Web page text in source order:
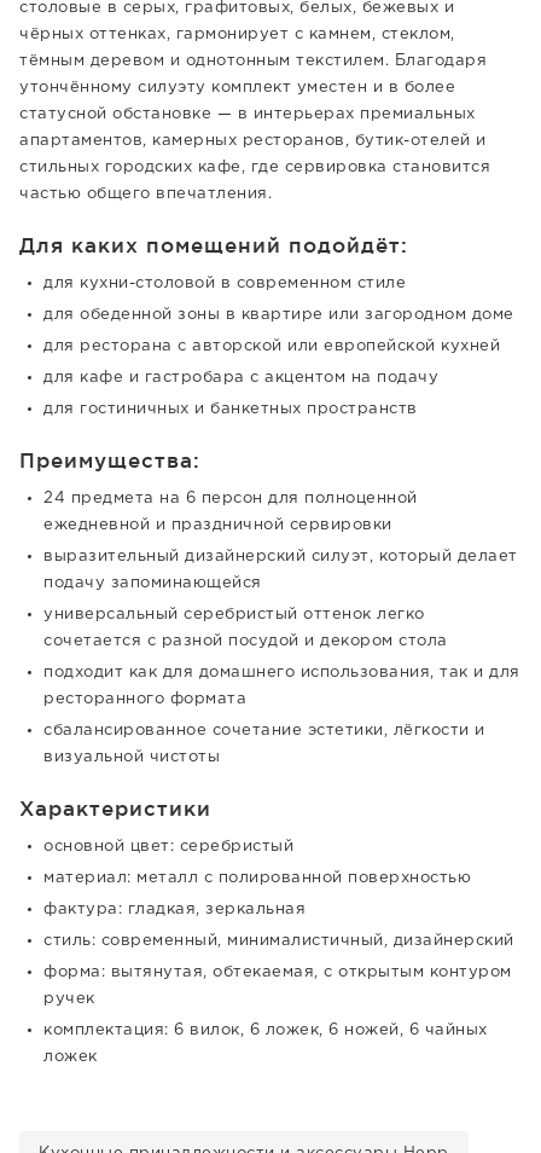
столовые в серых, графитовых, белых, бежевых и
чёрных оттенках, гармонирует с камнем, стеклом,
тёмным деревом и однотонным текстилем. Благодаря
утончённому силуэту комплект уместен и в более
статусной обстановке — в интерьерах премиальных
апартаментов, камерных ресторанов, бутик-отелей и
стильных городских кафе, где сервировка становится
частью общего впечатления.
Для каких помещений подойдёт:
для кухни-столовой в современном стиле
для обеденной зоны в квартире или загородном доме
для ресторана с авторской или европейской кухней
для кафе и гастробара с акцентом на подачу
для гостиничных и банкетных пространств
Преимущества:
24 предмета на 6 персон для полноценной
ежедневной и праздничной сервировки
выразительный дизайнерский силуэт, который делает
подачу запоминающейся
универсальный серебристый оттенок легко
сочетается с разной посудой и декором стола
подходит как для домашнего использования, так и для
ресторанного формата
сбалансированное сочетание эстетики, лёгкости и
визуальной чистоты
Характеристики
основной цвет: серебристый
материал: металл с полированной поверхностью
фактура: гладкая, зеркальная
стиль: современный, минималистичный, дизайнерский
форма: вытянутая, обтекаемая, с открытым контуром
ручек
комплектация: 6 вилок, 6 ложек, 6 ножей, 6 чайных
ложек